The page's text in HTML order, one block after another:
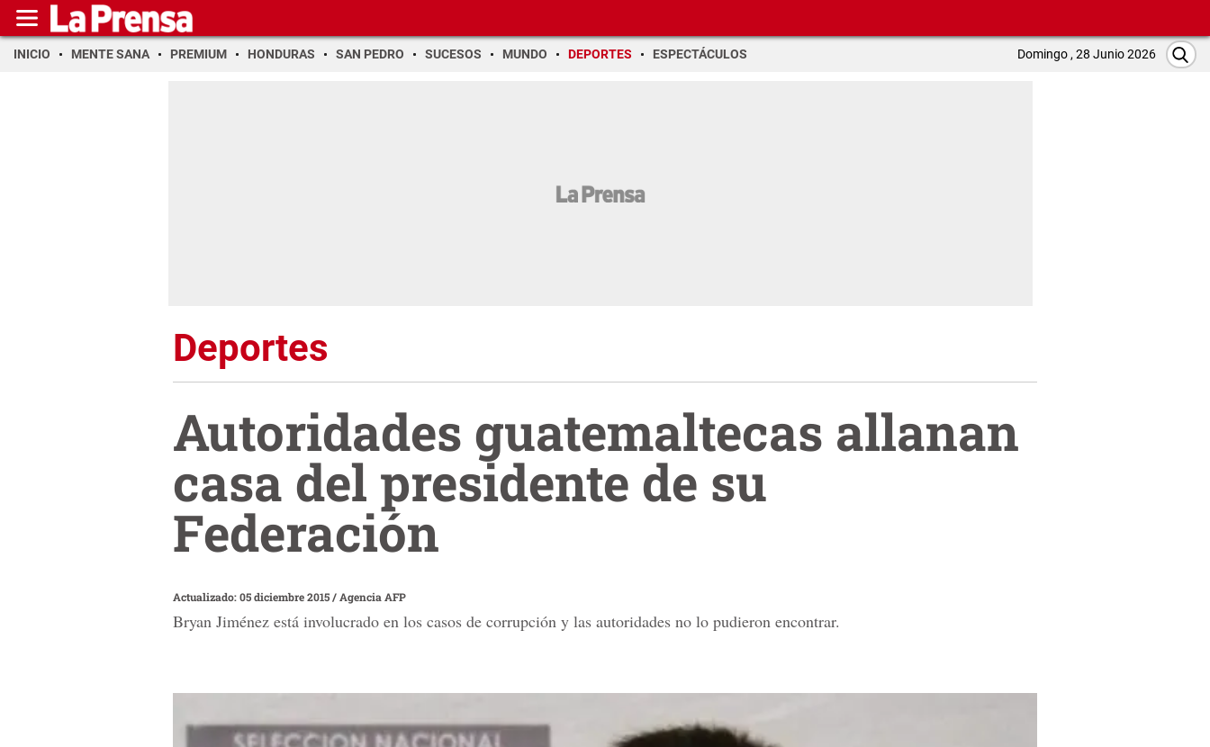
INICIO MENTE SANA PREMIUM HONDURAS SAN PEDRO SUCESOS MUNDO DEPORTES ESPECTÁCULOS Domingo , 28 Junio 2026
Deportes
Autoridades guatemaltecas allanan
casa del presidente de su
Federación
Actualizado: 05 diciembre 2015/ Agencia AFP
Bryan Jiménez está involucrado en los casos de corrupción y las autoridades no lo pudieron encontrar.